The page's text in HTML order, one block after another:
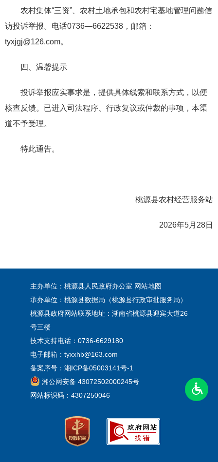
农村集体“三资”、农村土地承包和农村宅基地管理问题信
访投诉举报。电话0736—6622538，邮箱：
tyxjgj@126.com。
四、温馨提示
投诉举报应实事求是，提供具体线索和联系方式，以便
核查反馈。已进入司法程序、行政复议或仲裁的事项，本渠
道不予受理。
特此通告。
桃源县农村经营服务站
2026年5月28日
主办单位：桃源县人民政府办公室 网站地图
承办单位：桃源县数据局（桃源县行政审批服务局）
桃源县政府网站联系地址：湖南省桃源县迎宾大道26
号三楼
技术支持电话：0736-6629180
电子邮箱：tyxxhb@163.com
备案序号： 湘ICP备05003141号-1
湘公网安备 43072502000245号
网站标识码：4307250046